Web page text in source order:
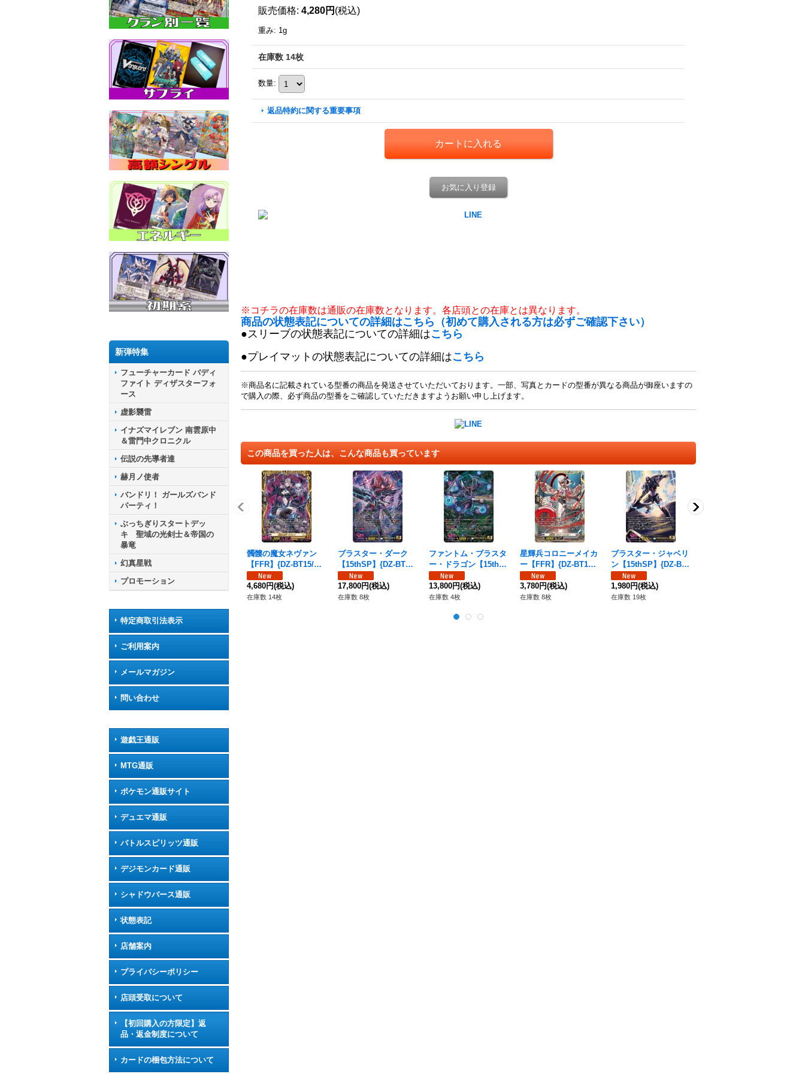
新弾特集
フューチャーカード バディ
ファイト ディザスターフォ
ース
虚影襲雷
イナズマイレブン 南雲原中
＆雷門中クロニクル
伝説の先導者達
赫月ノ使者
バンドリ！ ガールズバンド
パーティ！
ぶっちぎりスタートデッ
キ 聖域の光剣士＆帝国の
暴竜
幻真星戦
プロモーション
特定商取引法表示
ご利用案内
メールマガジン
問い合わせ
遊戯王通販
MTG通販
ポケモン通販サイト
デュエマ通販
バトルスピリッツ通販
デジモンカード通販
シャドウバース通販
状態表記
店舗案内
プライバシーポリシー
店頭受取について
【初回購入の方限定】返
品・返金制度について
カードの梱包方法について
販売価格: 4,280円 (税込)
重み: 1g
在庫数 14枚
数量:
返品特約に関する重要事項
お気に入り登録
※コチラの在庫数は通販の在庫数となります。各店頭との在庫とは異なります。
商品の状態表記についての詳細はこちら（初めて購入される方は必ずご確認下さい）
●スリーブの状態表記についての詳細はこちら
●プレイマットの状態表記についての詳細はこちら
※商品名に記載されている型番の商品を発送させていただいております。一部、写真とカードの型番が異なる商品が御座いますの
で購入の際、必ず商品の型番をご確認していただきますようお願い申し上げます。
この商品を買った人は、こんな商品も買っています
髑髏の魔女ネヴァン
【FFR】{DZ-BT15/FF
R14}《ケテルサンクチ
ュアリ》
4,680円(税込)
在庫数 14枚
ブラスター・ダーク
【15thSP】{DZ-BT15/
15thSP02}《ケテルサ
ンクチュアリ》
17,800円(税込)
在庫数 8枚
ファントム・ブラスタ
ー・ドラゴン【15thS
P】{DZ-BT15/15thSP
01}《ケテルサンクチ
ュアリ》
13,800円(税込)
在庫数 4枚
星輝兵コロニーメイカ
ー【FFR】{DZ-BT15/
FFR11}《ブラントゲ
ート》
3,780円(税込)
在庫数 8枚
ブラスター・ジャベリ
ン【15thSP】{DZ-BT
15/15thSP03}《ケテ
ルサンクチュアリ》
1,980円(税込)
在庫数 19枚